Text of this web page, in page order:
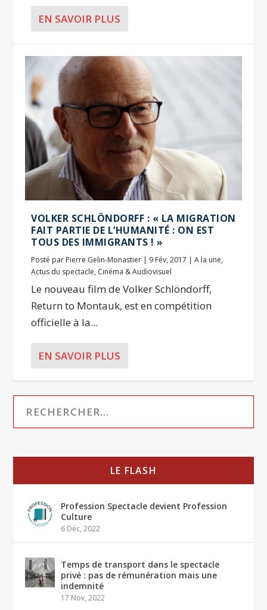
EN SAVOIR PLUS
VOLKER SCHLÖNDORFF : « LA MIGRATION
FAIT PARTIE DE L’HUMANITÉ : ON EST
TOUS DES IMMIGRANTS ! »
Posté par Pierre Gelin-Monastier | 9 Fév, 2017 |A la une,
Actus du spectacle, Cinéma & Audiovisuel
Le nouveau film de Volker Schlöndorff,
Return to Montauk, est en compétition
officielle à la...
EN SAVOIR PLUS
LE FLASH
Profession Spectacle devient Profession
Culture
6 Déc, 2022
Temps de transport dans le spectacle
privé : pas de rémunération mais une
indemnité
17 Nov, 2022